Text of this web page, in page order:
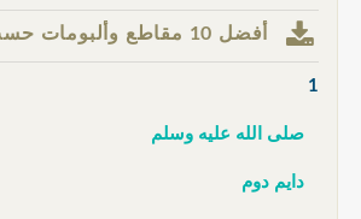
أفضل 10 مقاطع وألبومات حسب مرات التنزيل
1
صلى الله عليه وسلم
دايم دوم